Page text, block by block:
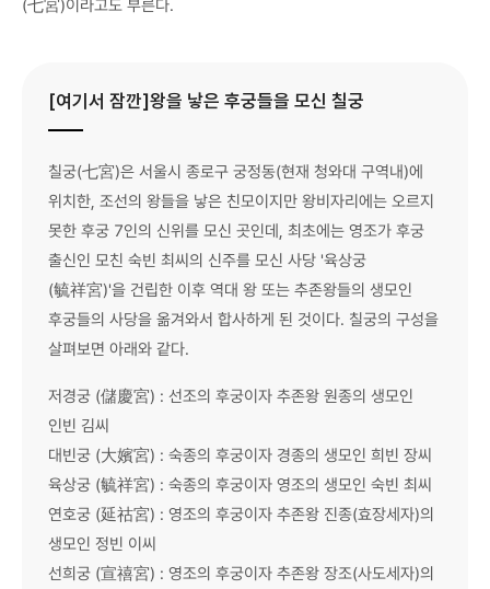
(七宮)이라고도 부른다.
[여기서 잠깐]왕을 낳은 후궁들을 모신 칠궁
칠궁(七宮)은 서울시 종로구 궁정동(현재 청와대 구역내)에
위치한, 조선의 왕들을 낳은 친모이지만 왕비자리에는 오르지
못한 후궁 7인의 신위를 모신 곳인데, 최초에는 영조가 후궁
출신인 모친 숙빈 최씨의 신주를 모신 사당 '육상궁
(毓祥宮)'을 건립한 이후 역대 왕 또는 추존왕들의 생모인
후궁들의 사당을 옮겨와서 합사하게 된 것이다. 칠궁의 구성을
살펴보면 아래와 같다.
저경궁 (儲慶宮) : 선조의 후궁이자 추존왕 원종의 생모인
인빈 김씨
대빈궁 (大嬪宮) : 숙종의 후궁이자 경종의 생모인 희빈 장씨
육상궁 (毓祥宮) : 숙종의 후궁이자 영조의 생모인 숙빈 최씨
연호궁 (延祜宮) : 영조의 후궁이자 추존왕 진종(효장세자)의
생모인 정빈 이씨
선희궁 (宣禧宮) : 영조의 후궁이자 추존왕 장조(사도세자)의